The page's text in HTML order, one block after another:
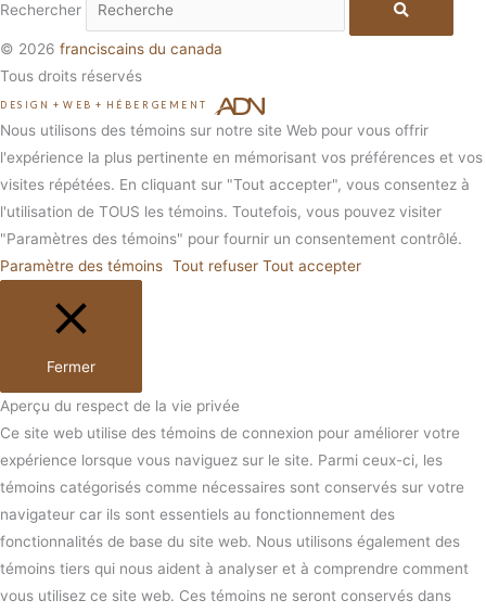
Rechercher
© 2026 franciscains du canada
Tous droits réservés
DESIGN + WEB + HÉBERGEMENT
Nous utilisons des témoins sur notre site Web pour vous offrir
l'expérience la plus pertinente en mémorisant vos préférences et vos
visites répétées. En cliquant sur "Tout accepter", vous consentez à
l'utilisation de TOUS les témoins. Toutefois, vous pouvez visiter
"Paramètres des témoins" pour fournir un consentement contrôlé.
Paramètre des témoins Tout refuser Tout accepter
Fermer
Aperçu du respect de la vie privée
Ce site web utilise des témoins de connexion pour améliorer votre
expérience lorsque vous naviguez sur le site. Parmi ceux-ci, les
témoins catégorisés comme nécessaires sont conservés sur votre
navigateur car ils sont essentiels au fonctionnement des
fonctionnalités de base du site web. Nous utilisons également des
témoins tiers qui nous aident à analyser et à comprendre comment
vous utilisez ce site web. Ces témoins ne seront conservés dans